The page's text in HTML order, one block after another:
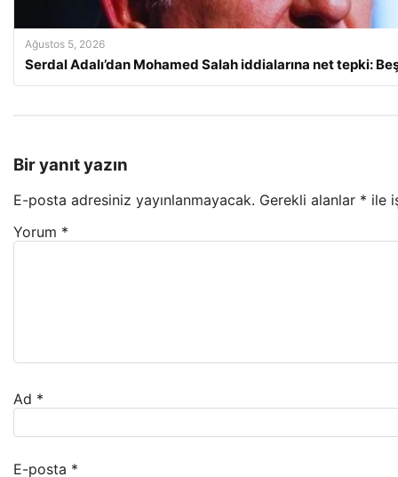
Ağustos 5, 2026
Serdal Adalı’dan Mohamed Salah iddialarına net tepki:
Bir yanıt yazın
E-posta adresiniz yayınlanmayacak. Gerekli alanlar * ile
Yorum *
Ad *
E-posta *